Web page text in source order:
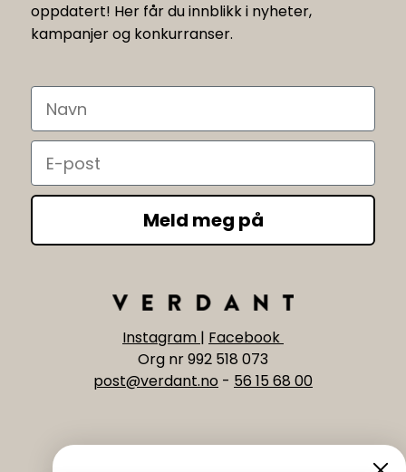
oppdatert! Her får du innblikk i nyheter,
kampanjer og konkurranser.
Navn
Email
Meld meg på
Instagram | Facebook
Org nr 992 518 073
post@verdant.no - 56 15 68 00